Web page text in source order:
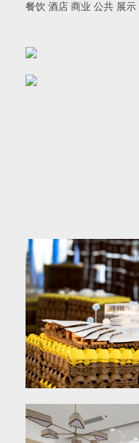
餐饮 酒店 商业 公共 展示